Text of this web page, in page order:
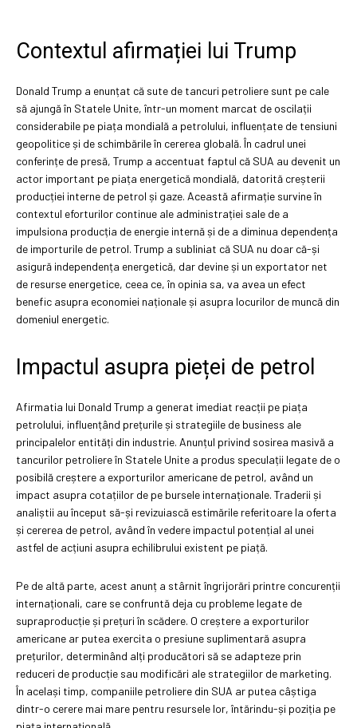
Contextul afirmației lui Trump
Donald Trump a enunțat că sute de tancuri petroliere sunt pe cale
să ajungă în Statele Unite, într-un moment marcat de oscilații
considerabile pe piața mondială a petrolului, influențate de tensiuni
geopolitice și de schimbările în cererea globală. În cadrul unei
conferințe de presă, Trump a accentuat faptul că SUA au devenit un
actor important pe piața energetică mondială, datorită creșterii
producției interne de petrol și gaze. Această afirmație survine în
contextul eforturilor continue ale administrației sale de a
impulsiona producția de energie internă și de a diminua dependența
de importurile de petrol. Trump a subliniat că SUA nu doar că-și
asigură independența energetică, dar devine și un exportator net
de resurse energetice, ceea ce, în opinia sa, va avea un efect
benefic asupra economiei naționale și asupra locurilor de muncă din
domeniul energetic.
Impactul asupra pieței de petrol
Afirmatia lui Donald Trump a generat imediat reacții pe piața
petrolului, influențând prețurile și strategiile de business ale
principalelor entități din industrie. Anunțul privind sosirea masivă a
tancurilor petroliere în Statele Unite a produs speculații legate de o
posibilă creștere a exporturilor americane de petrol, având un
impact asupra cotațiilor de pe bursele internaționale. Traderii și
analiștii au început să-și revizuiască estimările referitoare la oferta
și cererea de petrol, având în vedere impactul potențial al unei
astfel de acțiuni asupra echilibrului existent pe piață.
Pe de altă parte, acest anunț a stârnit îngrijorări printre concurenții
internaționali, care se confruntă deja cu probleme legate de
supraproducție și prețuri în scădere. O creștere a exporturilor
americane ar putea exercita o presiune suplimentară asupra
prețurilor, determinând alți producători să se adapteze prin
reduceri de producție sau modificări ale strategiilor de marketing.
În același timp, companiile petroliere din SUA ar putea câștiga
dintr-o cerere mai mare pentru resursele lor, întărindu-și poziția pe